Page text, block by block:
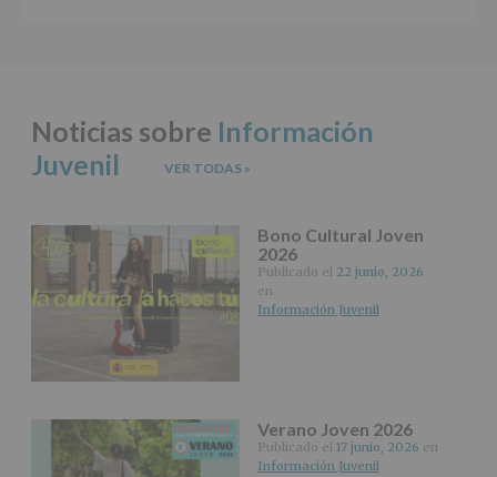
Información
adicional
Puede
apartado
Aquí
Protegemos
tus
Datos
nuestra
página
web:
*
Obligatorio
Noticias sobre Información
Juvenil
VER TODAS »
Bono Cultural Joven
2026
Publicado el 22 junio, 2026
en
Información Juvenil
Verano Joven 2026
Publicado el 17 junio, 2026 en
Información Juvenil